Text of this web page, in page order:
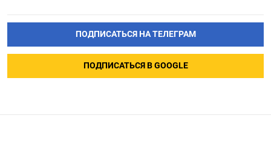
ПОДПИСАТЬСЯ НА ТЕЛЕГРАМ
ПОДПИСАТЬСЯ В GOOGLE